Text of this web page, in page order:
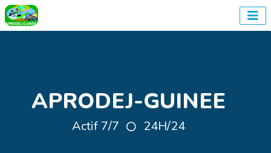
APRODEJ-GUINEE
Actif 7/7 24H/24